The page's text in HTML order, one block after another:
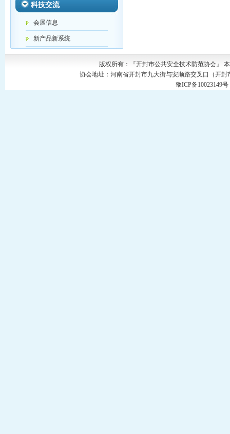
科技交流
会展信息
新产品新系统
版权所有：『开封市公共安全技术防范协会』
协会地址：河南省开封市九大街与安顺路交叉口（开封
豫ICP备10023149